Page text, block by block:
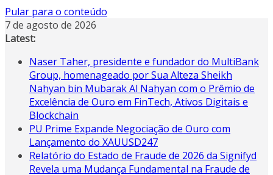
Pular para o conteúdo
7 de agosto de 2026
Latest:
Naser Taher, presidente e fundador do MultiBank
Group, homenageado por Sua Alteza Sheikh
Nahyan bin Mubarak Al Nahyan com o Prêmio de
Excelência de Ouro em FinTech, Ativos Digitais e
Blockchain
PU Prime Expande Negociação de Ouro com
Lançamento do XAUUSD247
Relatório do Estado de Fraude de 2026 da Signifyd
Revela uma Mudança Fundamental na Fraude de